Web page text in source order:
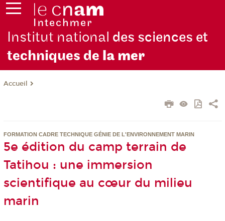
Institut national des sciences et
techniques de la mer
Accueil
FORMATION CADRE TECHNIQUE GÉNIE DE L'ENVIRONNEMENT MARIN
5e édition du camp terrain de
Tatihou : une immersion
scientifique au cœur du milieu
marin